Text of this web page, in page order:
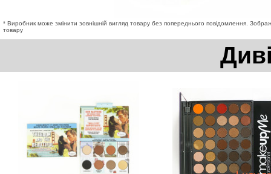
* Виробник може змінити зовнішній вигляд товару без попереднього повідомлення.
товару